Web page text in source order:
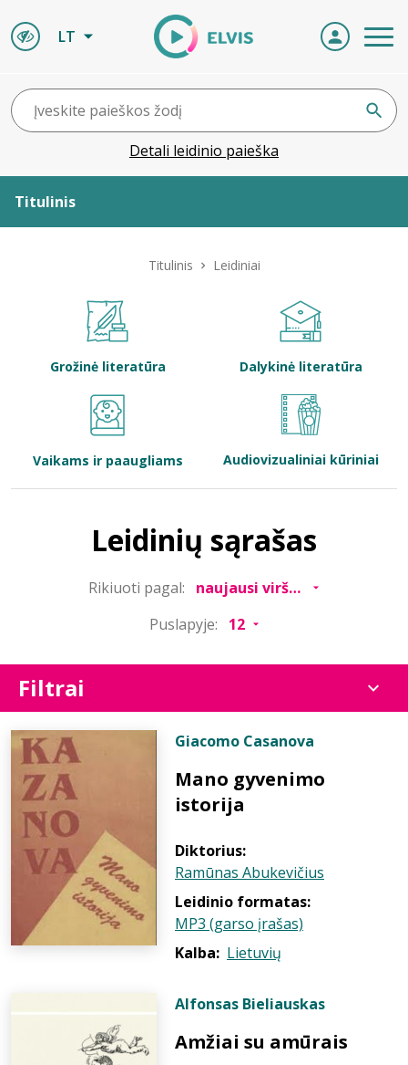
LT
Detali leidinio paieška
Titulinis
Bibliotekoms
Titulinis Leidiniai
Grožinė literatūra Dalykinė literatūra
Vaikams ir paaugliams Audiovizualiniai kūriniai
Leidinių sąrašas
Rikiuoti pagal:
Puslapyje:
Filtrai
Giacomo Casanova
Mano gyvenimo
istorija
Diktorius:
Ramūnas Abukevičius
Leidinio formatas:
MP3 (garso įrašas)
Kalba: Lietuvių
Alfonsas Bieliauskas
Amžiai su amūrais